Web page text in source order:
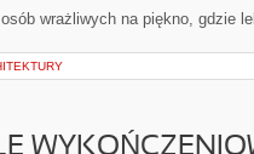
wrażliwych na piękno, gdzie